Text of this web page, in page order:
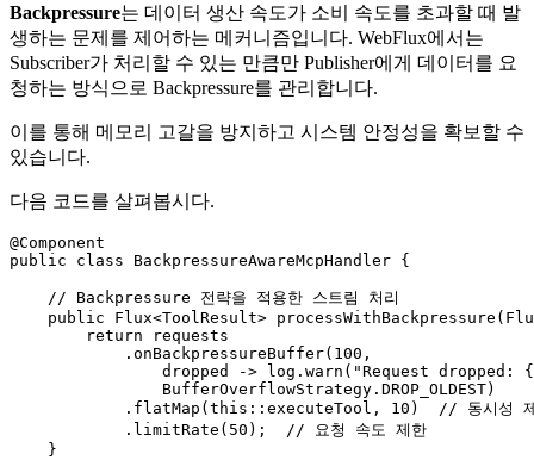
Backpressure는 데이터 생산 속도가 소비 속도를 초과할 때 발
생하는 문제를 제어하는 메커니즘입니다. WebFlux에서는
Subscriber가 처리할 수 있는 만큼만 Publisher에게 데이터를 요
청하는 방식으로 Backpressure를 관리합니다.
이를 통해 메모리 고갈을 방지하고 시스템 안정성을 확보할 수
있습니다.
다음 코드를 살펴봅시다.
@Component
public
class BackpressureAwareMcpHandler {
// Backpressure 전략을 적용한 스트림 처리
public Flux<ToolResult> processWithBackpressure
return requests
            .onBackpressureBuffer(
100 ,
                dropped -> log.warn(
"Request dropped:
                BufferOverflowStrategy.DROP_OLDEST)
            .flatMap(
this ::executeTool, 10 )
// 동시성
            .limitRate(
50 );
// 요청 속도 제한
    }